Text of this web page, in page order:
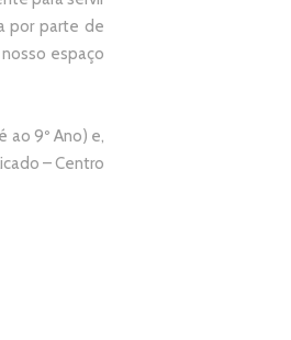
por parte de
espaço
9º Ano) e,
– Centro